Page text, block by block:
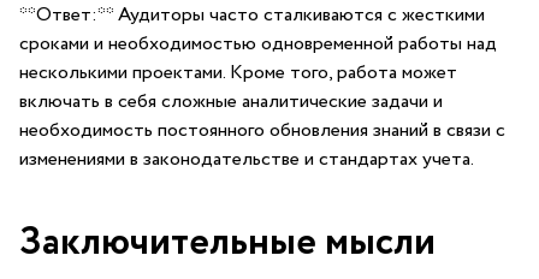
**Ответ:** Аудиторы‌ часто сталкиваются с жесткими
‍сроками и необходимостью одновременной ​работы над
несколькими проектами. Кроме ​того, работа может
включать в себя сложные аналитические ‍задачи и
необходимость постоянного обновления знаний в связи ⁢с
изменениями в законодательстве и стандартах учета.
Заключительные мысли